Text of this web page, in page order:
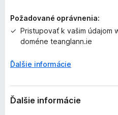
i
h
d
n
Požadované oprávnenia:
Pristupovať k vašim údajom
doméne teanglann.ie
Ďalšie informácie
Ďalšie informácie